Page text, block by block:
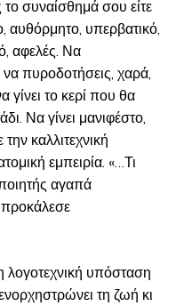
συναίσθημά σου είτε
αυθόρμητο, υπερβατικό,
αφελές. Να
πυροδοτήσεις, χαρά,
γίνει το κερί που θα
Να γίνει μανιφέστο,
καλλιτεχνική
εμπειρία. «…Τι
αγαπά
λογοτεχνική υπόσταση
τη ζωή κι